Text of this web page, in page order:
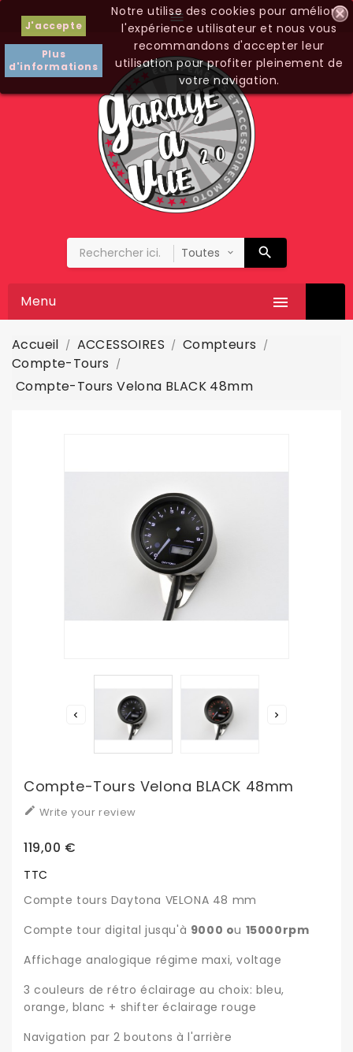

J'accepte
Plus
d'informations
Notre utilise des cookies pour améliorer
l'expérience utilisateur et nous vous
recommandons d'accepter leur
utilisation pour profiter pleinement de
votre navigation.

Menu
Accueil ACCESSOIRES
Compteurs
Compte-Tours
Compte-Tours Velona BLACK 48mm
 
Compte-Tours Velona BLACK 48mm
 Write your review
119,00 €
TTC
Compte tours Daytona VELONA 48 mm
Compte tour digital jusqu'à 9000 ou 15000rpm
Affichage analogique régime maxi, voltage
3 couleurs de rétro éclairage au choix: bleu,
orange, blanc + shifter éclairage rouge
Navigation par 2 boutons à l'arrière